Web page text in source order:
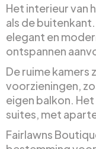
Het interieur van
als de
elegant en
ontspannen
De ruime kamers
voorzieningen,
eigen balkon.
suites, met
Fairlawns